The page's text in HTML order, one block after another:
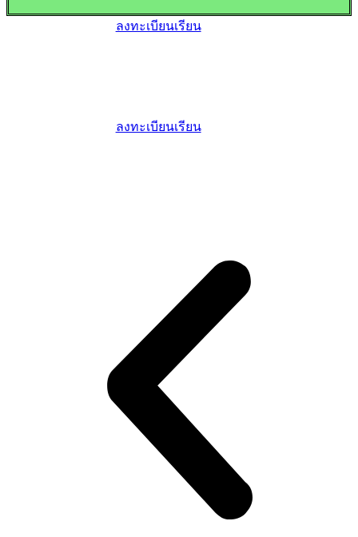
ลงทะเบียนเรียน
ลงทะเบียนเรียน